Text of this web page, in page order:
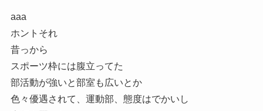
aaa
ホントそれ
昔っから
スポーツ枠には腹立ってた
部活動が強いと部室も広いとか
色々優遇されて、運動部、態度はでかいし